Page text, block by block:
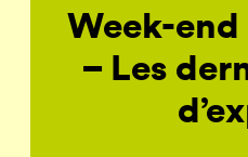
Week-
– Les